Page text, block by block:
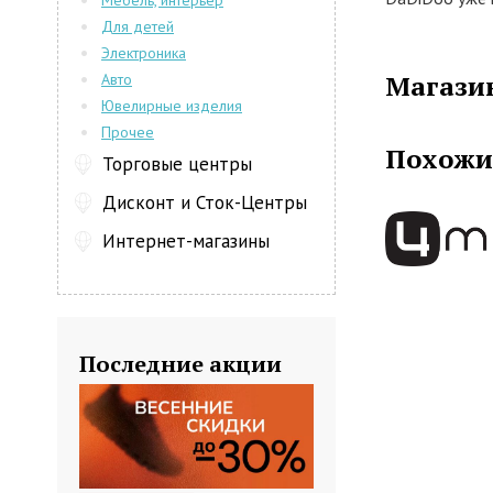
модельный
другое.
плюшевые
ребенком.
Для детей
Электроника
Авто
Ювелирные изделия
Прочее
Торговые центры
Дисконт и Сток-Центры
Интернет-магазины
Последние акции